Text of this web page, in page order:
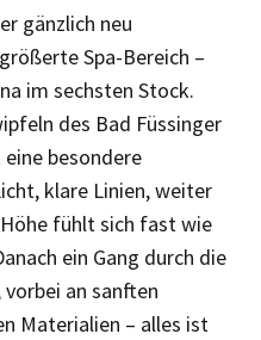
gänzlich neu
Spa-Bereich –
im sechsten Stock.
des Bad Füssinger
besondere
klare Linien, weiter
fühlt sich fast wie
ein Gang durch die
an sanften
Materialien – alles ist